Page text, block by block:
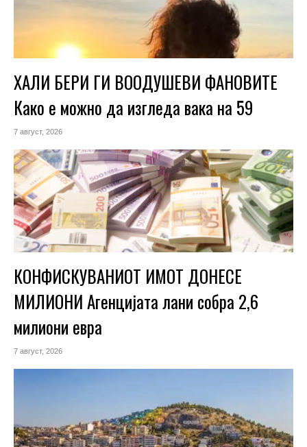
ХАЛИ БЕРИ ГИ ВООДУШЕВИ ФАНОВИТЕ
Како е можно да изгледа вака на 59
7 август, 2026
КОНФИСКУВАНИОТ ИМОТ ДОНЕСЕ
МИЛИОНИ Агенцијата лани собра 2,6
милиони евра
7 август, 2026